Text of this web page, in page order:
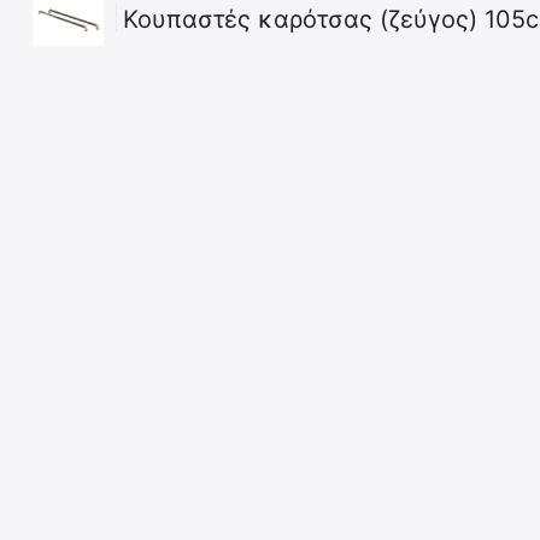
Κουπαστές καρότσας (ζεύγος)